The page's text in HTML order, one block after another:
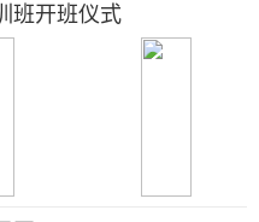
班开班仪式